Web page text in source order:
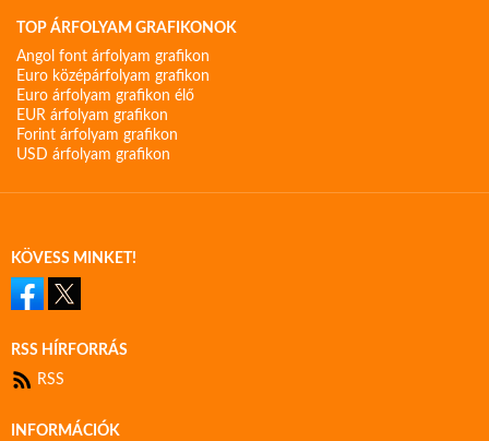
TOP ÁRFOLYAM GRAFIKONOK
Angol font árfolyam grafikon
Euro középárfolyam grafikon
Euro árfolyam grafikon élő
EUR árfolyam grafikon
Forint árfolyam grafikon
USD árfolyam grafikon
KÖVESS MINKET!
RSS HÍRFORRÁS
RSS
INFORMÁCIÓK